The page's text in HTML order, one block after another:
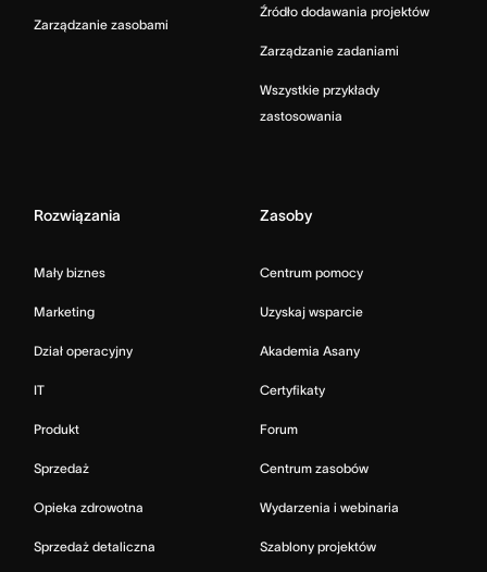
Zarządzanie zasobami
Źródło dodawania projektów
Zarządzanie zadaniami
Wszystkie przykłady
zastosowania
Rozwiązania
Mały biznes
Marketing
Dział operacyjny
IT
Produkt
Sprzedaż
Opieka zdrowotna
Sprzedaż detaliczna
Zasoby
Centrum pomocy
Uzyskaj wsparcie
Akademia Asany
Certyfikaty
Forum
Centrum zasobów
Wydarzenia i webinaria
Szablony projektów